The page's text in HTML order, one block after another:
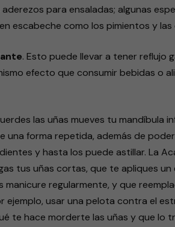
para ensaladas; algunas
escabeche como los pimientos y las
. Esto puede llevar a tener reflujo
efecto que consumir bebidas o
las uñas mueves tu mandíbula
una forma repetida, además de
y hasta los puede astillar. La
tus uñas cortas, que te apliques un
manicure regularmente, y que
ejemplo, usar una pelota contra el
te hace morderte las uñas y que lo